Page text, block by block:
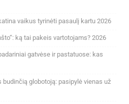
vaikus tyrinėti pasaulį kartu 2026
ką tai pakeis vartotojams? 2026
gatvėse ir pastatuose: kas
globotoją: pasipylė vienas už